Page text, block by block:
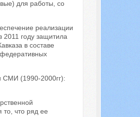
для работы, со
реализации
2011 году защитила
в составе
СМИ (1990-2000гг):
что ряд ее